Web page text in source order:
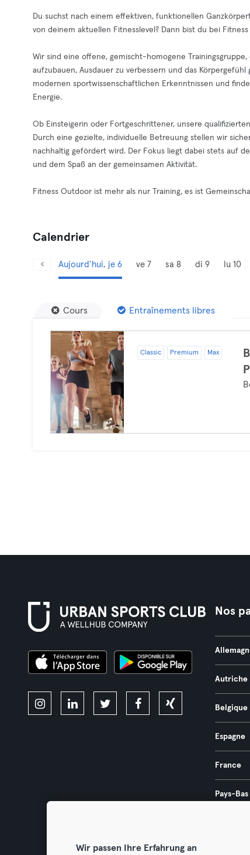
Du suchst nach einem effektiven, funktionellen
von deinem aktuellen Fitnesslevel? Dann bist du bei
Wir sind eine offene, gemischt-homogene
aufzubauen, Ausdauer zu verbessern und das
modernen sportwissenschaftlichen Erkenntnissen und
Energie.
Ob Einsteigerin oder Fortgeschrittener, unsere
Durch eine gezielte, individuelle Betreuung stellen wir
nachhaltig gefördert wird. Der Fokus liegt dabei stets auf
und dem Spaß an der gemeinsamen Aktivität.
Fitness Outdoor ist mehr als nur Training, es ist
Calendrier
Aujourd’hui, je 6 ve 7 sa 8 di 9 lu 10
Cours Entraînements libres
Classic Premium Max
Nos
Autriche
Belgique
Espagne
France
Pays-Bas
Wir passen Ihre Erfahrung an